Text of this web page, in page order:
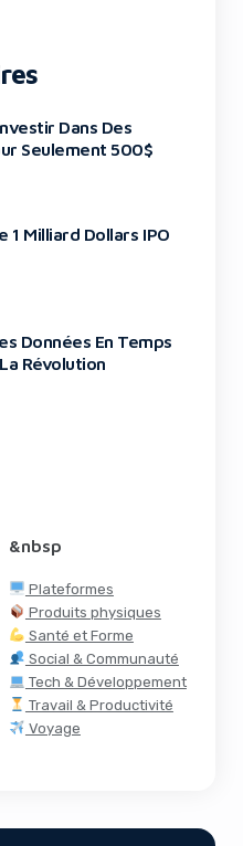
Dans Des
Seulement 500$
1 Milliard Dollars IPO
Données En Temps
Révolution
&nbsp
Plateformes
Produits physiques
Santé et Forme
Social & Communauté
Tech & Développement
Travail & Productivité
Voyage